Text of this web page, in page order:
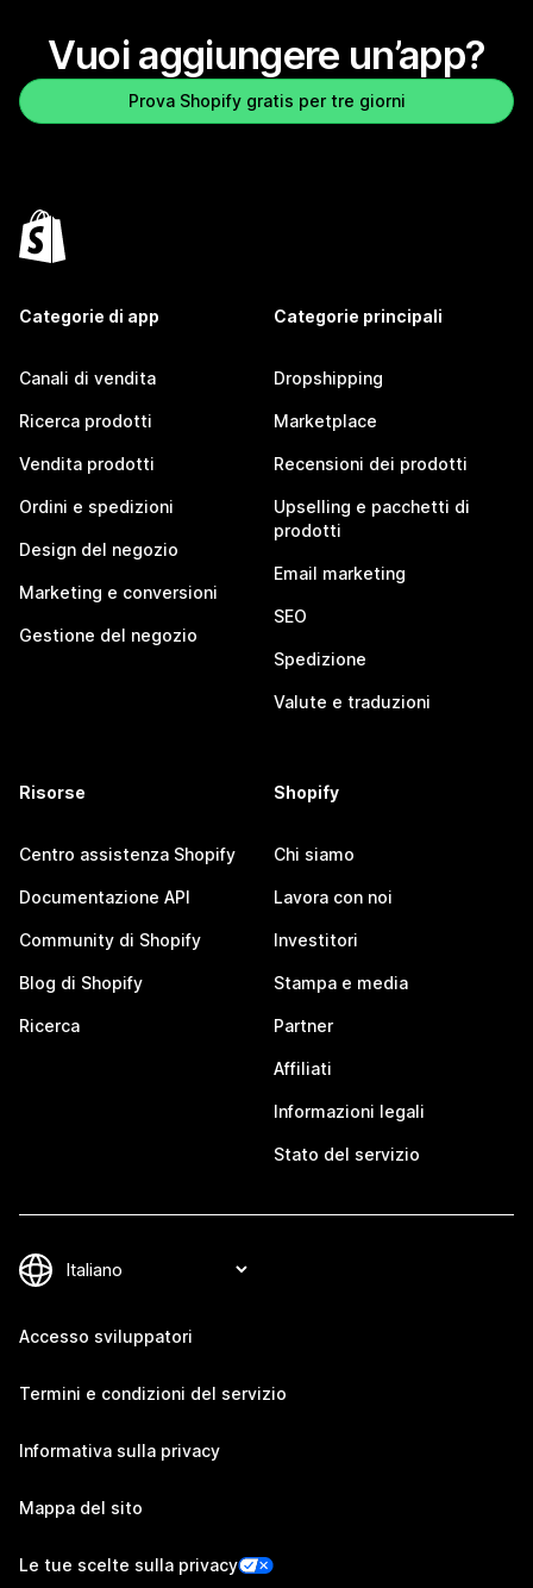
Vuoi aggiungere un’app?
Prova Shopify gratis per tre giorni
Categorie di app
Canali di vendita
Ricerca prodotti
Vendita prodotti
Ordini e spedizioni
Design del negozio
Marketing e conversioni
Gestione del negozio
Categorie principali
Dropshipping
Marketplace
Recensioni dei prodotti
Upselling e pacchetti di
prodotti
Email marketing
SEO
Spedizione
Valute e traduzioni
Risorse
Centro assistenza Shopify
Documentazione API
Community di Shopify
Blog di Shopify
Ricerca
Shopify
Chi siamo
Lavora con noi
Investitori
Stampa e media
Partner
Affiliati
Informazioni legali
Stato del servizio
Accesso sviluppatori
Termini e condizioni del servizio
Informativa sulla privacy
Mappa del sito
Le tue scelte sulla privacy